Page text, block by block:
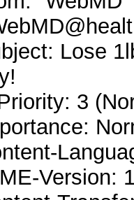
Lose
3
Version: